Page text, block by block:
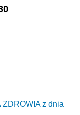
z dnia